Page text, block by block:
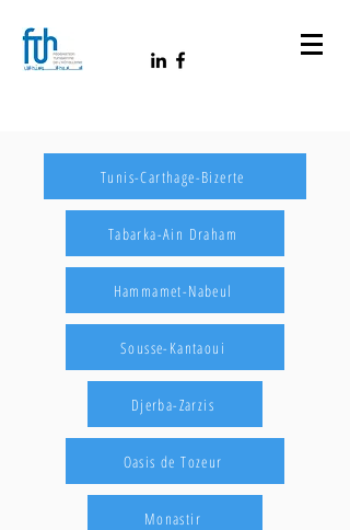
Tunis-Carthage-Bizerte
Tabarka-Ain Draham
Hammamet-Nabeul
Sousse-Kantaoui
Djerba-Zarzis
Oasis de Tozeur
Monastir